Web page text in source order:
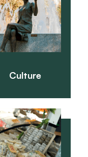
Culture